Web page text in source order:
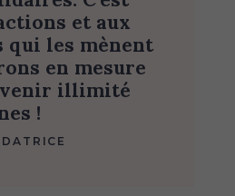
et aux
qui les mènent
en mesure
illimité
!